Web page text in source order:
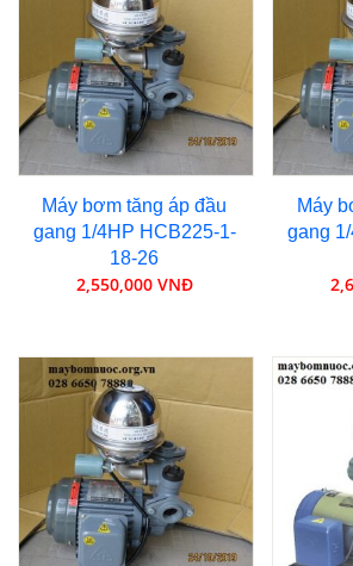
Máy bơm tăng áp đầu
gang 1/4HP HCB225-1-
18-26
2,550,000 VNĐ
Máy
gang